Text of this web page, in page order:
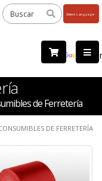
by
de Ferretería
DE FERRETERÍA